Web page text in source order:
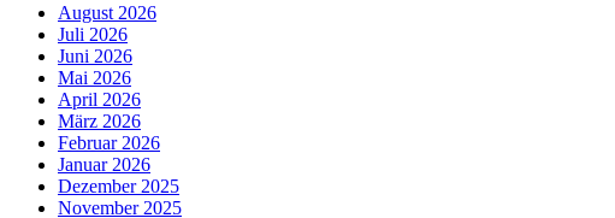
August 2026
Juli 2026
Juni 2026
Mai 2026
April 2026
März 2026
Februar 2026
Januar 2026
Dezember 2025
November 2025